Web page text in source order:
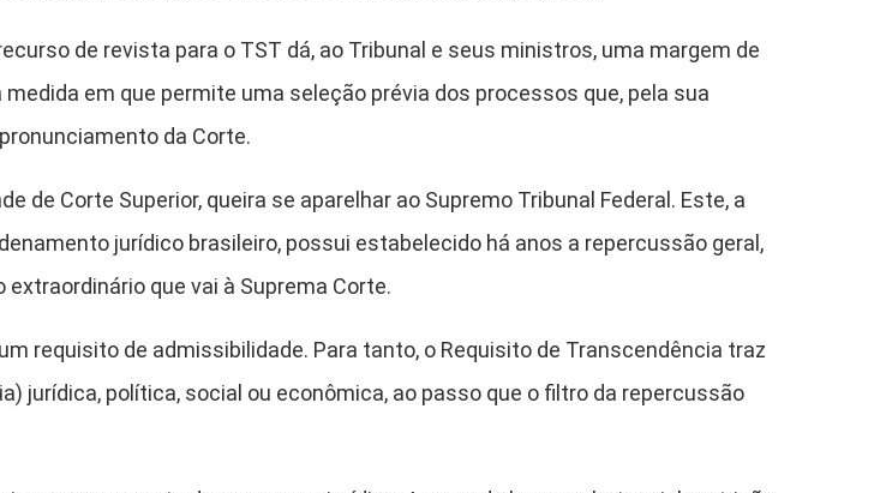
de revista para o TST dá, ao Tribunal e seus ministros, uma margem de
em que permite uma seleção prévia dos processos que, pela sua
da Corte.
de Corte Superior, queira se aparelhar ao Supremo Tribunal Federal. Este, a
jurídico brasileiro, possui estabelecido há anos a repercussão geral,
que vai à Suprema Corte.
requisito de admissibilidade. Para tanto, o Requisito de Transcendência traz
jurídica, política, social ou econômica, ao passo que o filtro da repercussão